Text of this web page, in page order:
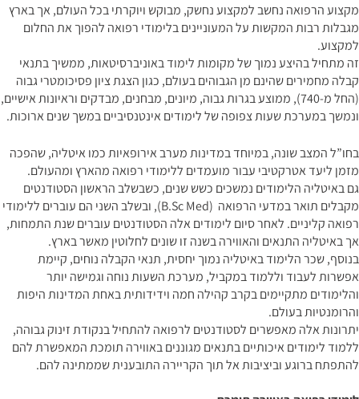
מקצוע הרפואה נחשב למקצוע נחשק, מבוקש ויוקרתי בכל העולם, אך בארץ
מגבלות רבות המקשות על המעוניינים בלימודי רפואה להפוך את החלום
למקצוע.
זה מתחיל בהיצע נמוך של מקומות לימוד באוניברסיטאות, ממשיך בתנאי
קבלה מחמירים שהינם מן הגבוהים בעולם, כגון הצגת ציון פסיכומטרי גבוה
(החל מ-740), ממוצע בגרות גבוה, מיונים, מבחנים, מבדקים וראיונות אישיים,
ונמשך במערכת שעות צפופה של לימודים אינטנסיביים במשך שנים ארוכות.
בחו”ל המצב שונה, במיוחד במדינות מערב אירופאיות כמו איטליה, שהפכה
מזמן ליעד אטרקטיבי עבור מועמדים ללימודי רפואה מהארץ ומהעולם.
גם באיטליה הלימודים נמשכים כשש שנים, כשבשלב הראשון הסטודנטים
מקבלים תואר במדעי הרפואה (B.Sc Med), ובשלב השני הם עוברים ללימודי
רפואה קליניים. לאחר סיום לימודים אלה הסטודנטים עוברים שנת התמחות,
אך באיטליה התנאים והאווירה בשנה זו שונים לחלוטין מאשר בארץ.
בנוסף, שכר הלימוד באיטליה נמוך יחסית, תנאי הקבלה נוחים, קיימת
אפשרות לעבוד וללמוד במקביל, מערכת השעות נוחה וגמישה יותר
והלימודים מתקיימים בקרב קהילה חמה וידידותית באחת המדינות היפות
והרומנטיות בעולם.
יתרונות אלה מאפשרים לסטודנטים לרפואה להתחיל בנקודת זינוק גבוהה,
ללמוד לימודים איכותיים בתנאים מגוננים באווירה תומכת המאפשרת להם
להתפתח ברוגע וביציבות אל תוך הקריירה התובענית שממתינה להם.